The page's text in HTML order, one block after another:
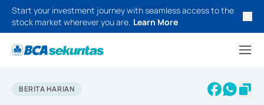
Start your investment journey with seamless access to the
stock market wherever you are. Learn More
BERITA HARIAN